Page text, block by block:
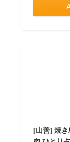
[山善] 焼き